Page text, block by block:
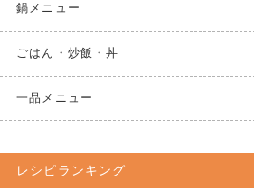
鍋メニュー
ごはん・炒飯・丼
一品メニュー
レシピランキング